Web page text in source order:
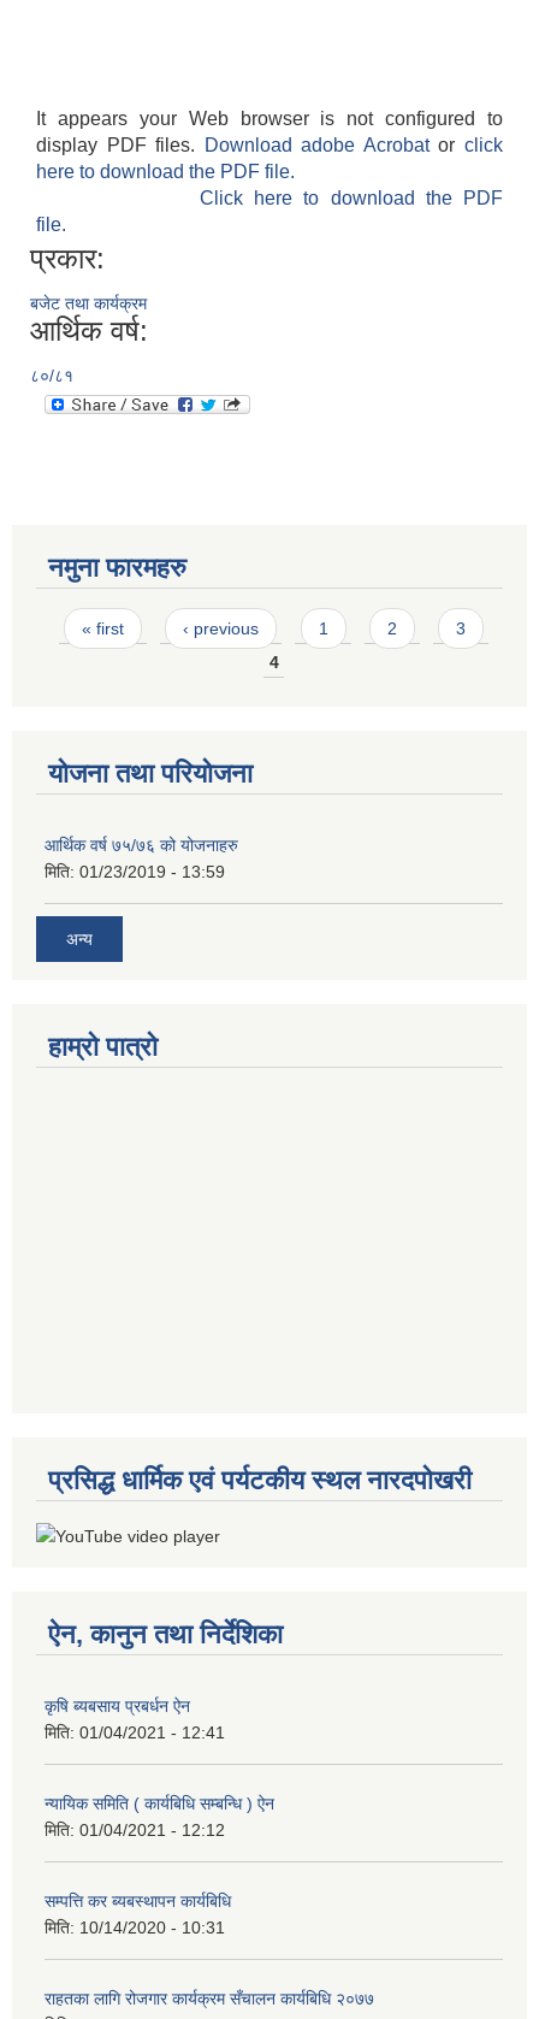
It appears your Web browser is not configured to
display PDF files.
Download adobe Acrobatorclick
here to download the PDF file.
Click here to download the PDF
file.
प्रकार:
बजेट तथा कार्यक्रम
आर्थिक वर्ष:
८०/८१
नमुना फारमहरु
Pages
« first ‹ previous 1 2
3
4
योजना तथा परियोजना
आर्थिक वर्ष ७५/७६ को योजनाहरु
मिति: 01/23/2019 - 13:59
अन्य
हाम्रो पात्रो
प्रसिद्ध धार्मिक एवं पर्यटकीय स्थल नारदपोखरी
ऐन, कानुन तथा निर्देशिका
कृषि ब्यबसाय प्रबर्धन ऐन
मिति: 01/04/2021 - 12:41
न्यायिक समिति ( कार्यबिधि सम्बन्धि ) ऐन
मिति: 01/04/2021 - 12:12
सम्पत्ति कर ब्यबस्थापन कार्यबिधि
मिति: 10/14/2020 - 10:31
राहतका लागि रोजगार कार्यक्रम सँचालन कार्यबिधि २०७७